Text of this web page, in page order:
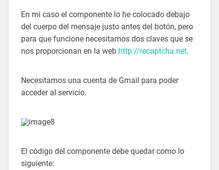
En mi caso el componente lo he colocado debajo
del cuerpo del mensaje justo antes del botón, pero
para que funcione necesitamos dos claves que se
nos proporcionan en la web http://recaptcha.net.
Necesitamos una cuenta de Gmail para poder
acceder al servicio.
El código del componente debe quedar como lo
siguiente: